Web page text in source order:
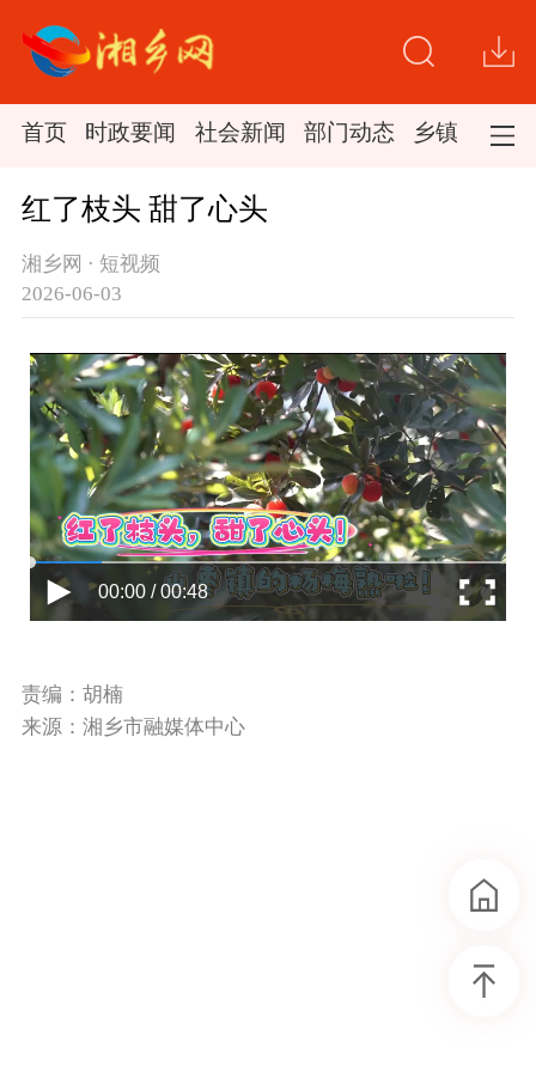
首页 时政要闻 社会新闻 部门动态 乡镇新闻
红了枝头 甜了心头
湘乡网 · 短视频
2026-06-03
00:00 / 00:48
责编：胡楠
来源：湘乡市融媒体中心